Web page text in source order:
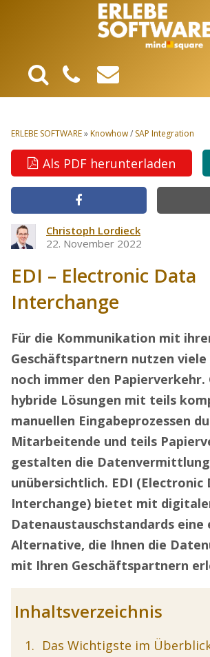
ERLEBE SOFTWARE»Knowhow/ SAP Integration
Als PDF herunterladen
Christoph Lordieck
22. November 2022
EDI – Electronic Data
Interchange
Für die Kommunikation mit
Geschäftspartnern nutzen
noch immer den Papierverkehr.
hybride Lösungen mit teils
manuellen Eingabeprozessen
Mitarbeitende und teils
gestalten die
unübersichtlich. EDI (Electronic
Interchange) bietet mit
Datenaustauschstandards
Alternative, die Ihnen die
mit Ihren Geschäftspartnern
Inhaltsverzeichnis
Das Wichtigste im